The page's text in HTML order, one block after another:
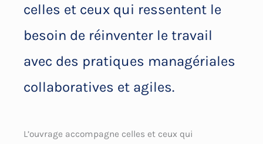
celles et ceux qui ressentent le
besoin de réinventer le travail
avec des pratiques managériales
collaboratives et agiles.
L’ouvrage accompagne celles et ceux qui